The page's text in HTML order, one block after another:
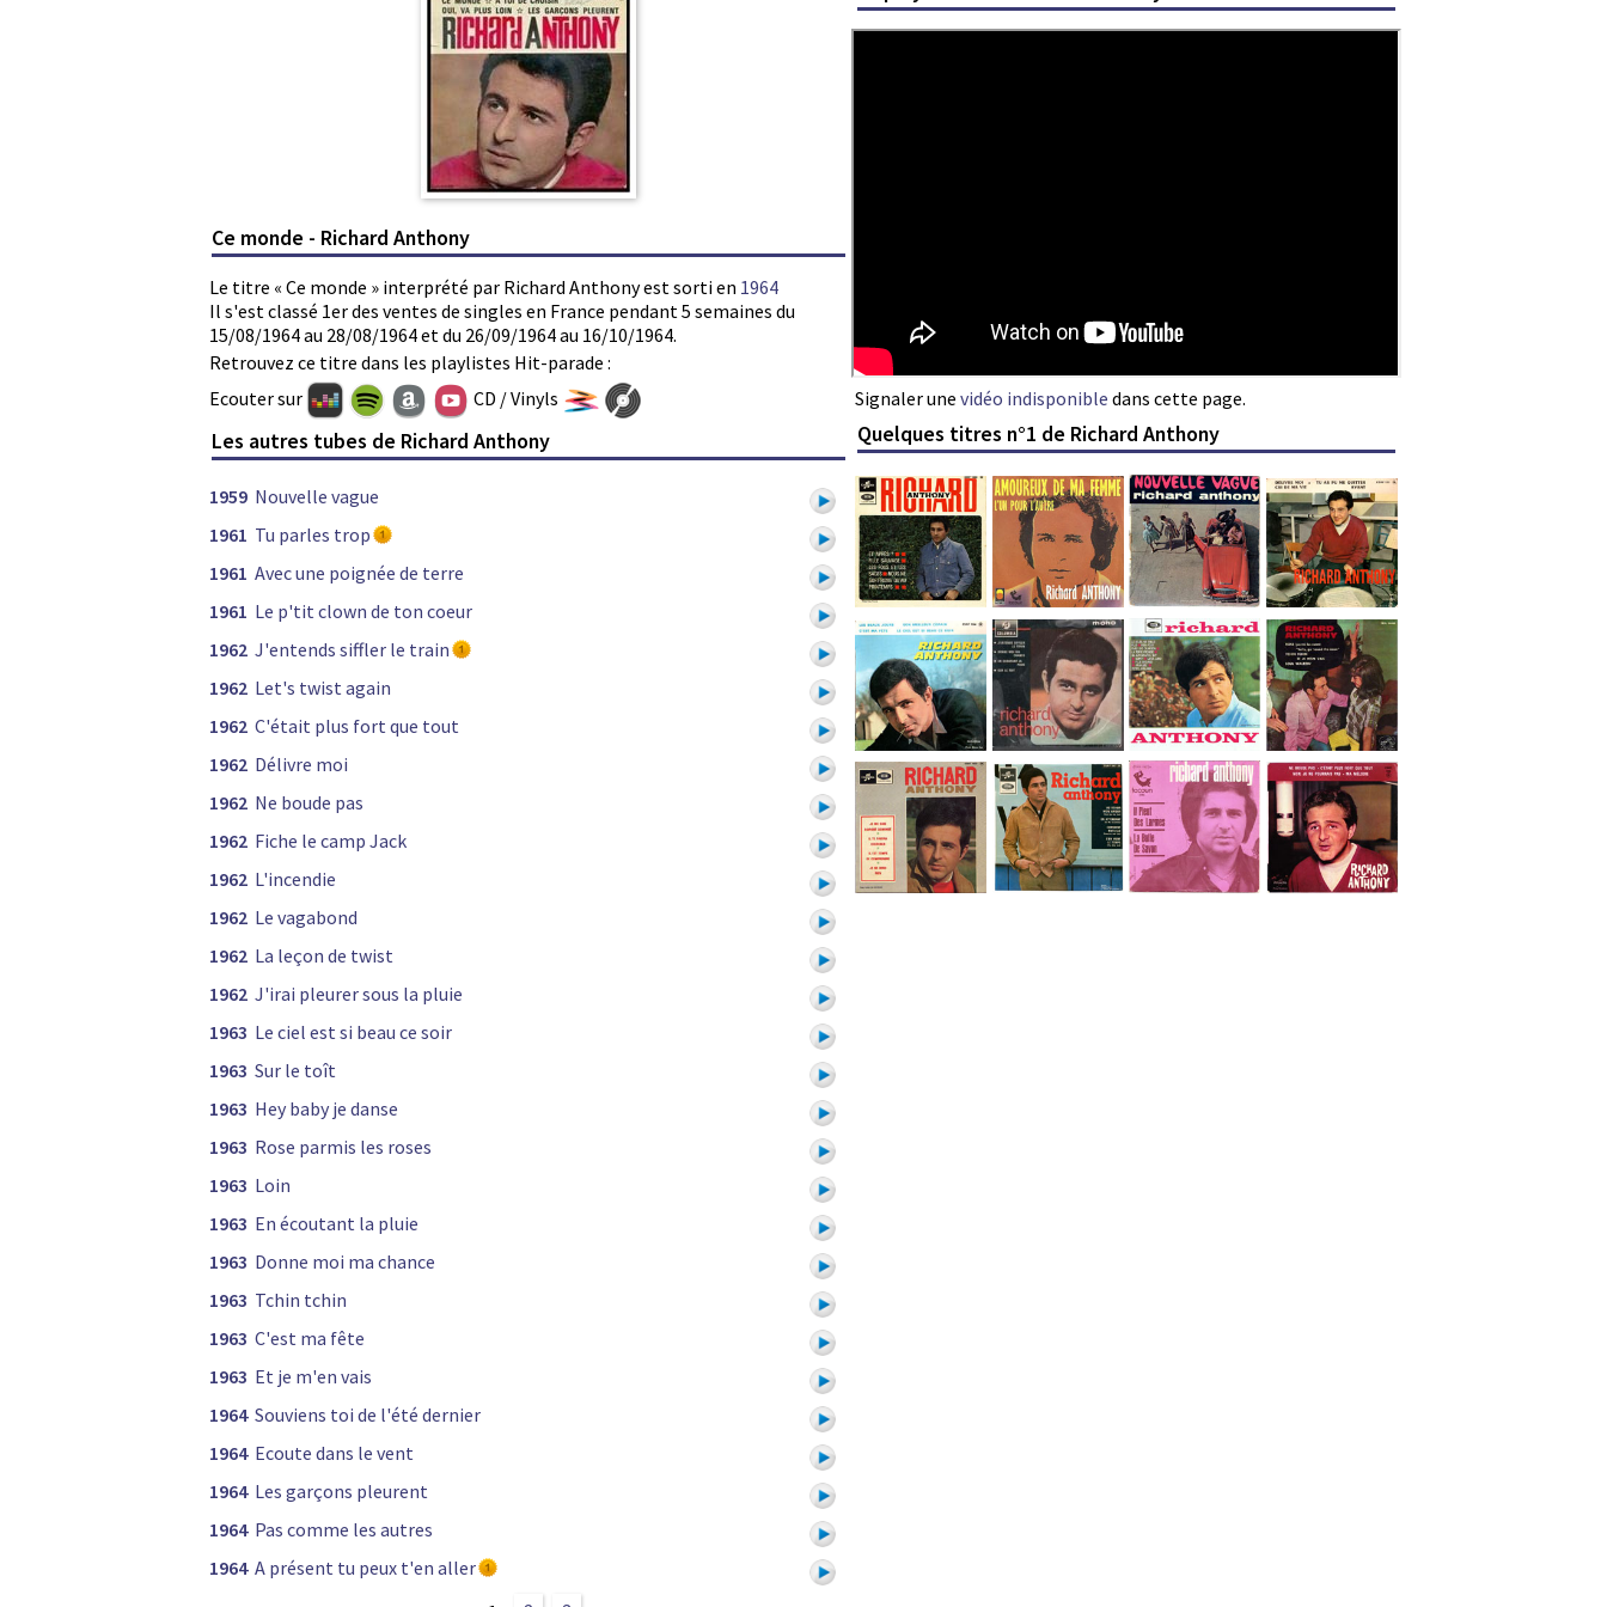
Ce monde - Richard Anthony
Le titre « Ce monde » interprété par Richard Anthony est sorti en 1964
Il s'est classé 1er des ventes de singles en France pendant 5 semaines du
15/08/1964 au 28/08/1964 et du 26/09/1964 au 16/10/1964.
Retrouvez ce titre dans les playlistes Hit-parade :
Signaler une vidéo indisponible dans cette page.
Ecouter sur CD / Vinyls
Les autres tubes de Richard Anthony
1959 Nouvelle vague
1961 Tu parles trop
1961 Avec une poignée de terre
1961 Le p'tit clown de ton coeur
1962 J'entends siffler le train
1962 Let's twist again
1962 C'était plus fort que tout
1962 Délivre moi
1962 Ne boude pas
1962 Fiche le camp Jack
1962 L'incendie
1962 Le vagabond
1962 La leçon de twist
1962 J'irai pleurer sous la pluie
1963 Le ciel est si beau ce soir
1963 Sur le toît
1963 Hey baby je danse
1963 Rose parmis les roses
1963 Loin
1963 En écoutant la pluie
1963 Donne moi ma chance
1963 Tchin tchin
1963 C'est ma fête
1963 Et je m'en vais
1964 Souviens toi de l'été dernier
1964 Ecoute dans le vent
1964 Les garçons pleurent
1964 Pas comme les autres
1964 A présent tu peux t'en aller
Quelques titres n°1 de Richard Anthony